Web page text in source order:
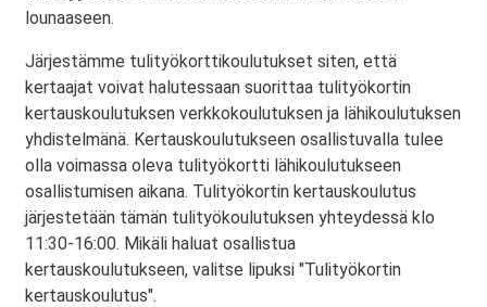
lounaaseen.
Järjestämme tulityökorttikoulutukset siten, että
kertaajat voivat halutessaan suorittaa tulityökortin
kertauskoulutuksen verkkokoulutuksen ja lähikoulutuksen
yhdistelmänä. Kertauskoulutukseen osallistuvalla tulee
olla voimassa oleva tulityökortti lähikoulutukseen
osallistumisen aikana. Tulityökortin kertauskoulutus
järjestetään tämän tulityökoulutuksen yhteydessä klo
11:30-16:00. Mikäli haluat osallistua
kertauskoulutukseen, valitse lipuksi "Tulityökortin
kertauskoulutus".